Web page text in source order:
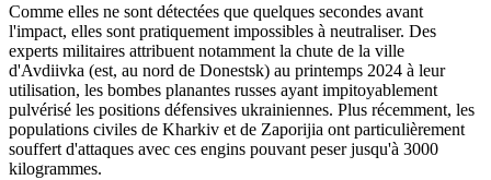
Comme elles ne sont détectées que quelques secondes avant
l'impact, elles sont pratiquement impossibles à neutraliser. Des
experts militaires attribuent notamment la chute de la ville
d'Avdiivka (est, au nord de Donestsk) au printemps 2024 à leur
utilisation, les bombes planantes russes ayant impitoyablement
pulvérisé les positions défensives ukrainiennes. Plus récemment, les
populations civiles de Kharkiv et de Zaporijia ont particulièrement
souffert d'attaques avec ces engins pouvant peser jusqu'à 3000
kilogrammes.